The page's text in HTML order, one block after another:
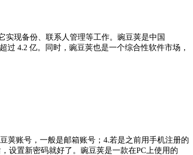
实现备份、联系人管理等工作。豌豆荚是中国
过 4.2 亿。同时，豌豆荚也是一个综合性软件市场，
荚账号，一般是邮箱账号；4.若是之前用手机注册的
设置新密码就好了。豌豆荚是一款在PC上使用的